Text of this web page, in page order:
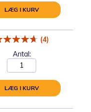
LÆG I KURV
(4)
Antal:
LÆG I KURV